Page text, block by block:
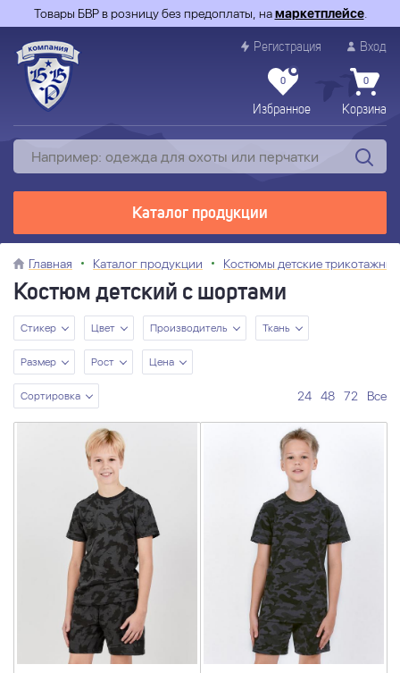
Товары БВР в розницу без предоплаты, намаркетплейсе.
Регистрация Вход
0
Избранное
0
Корзина
Каталог продукции
Главная Каталог продукции Костюмы детские трикотажные
Костюм детский с шортами
Стикер Цвет Производитель Ткань
Размер Рост Цена
Сортировка 24 48 72 Все